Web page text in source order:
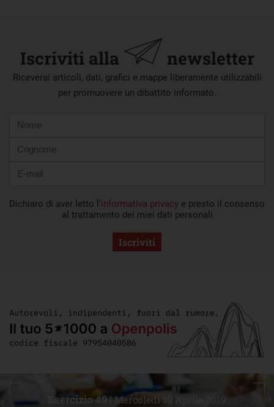
Iscriviti alla newsletter
Riceverai articoli, dati, grafici e mappe liberamente utilizzabili
per promuovere un dibattito informato.
mail
Dichiaro di aver letto l’informativa privacy e presto il consenso
al trattamento dei miei dati personali
Iscriviti
Esercizio #9 |Mercoledì 10 Aprile 2019